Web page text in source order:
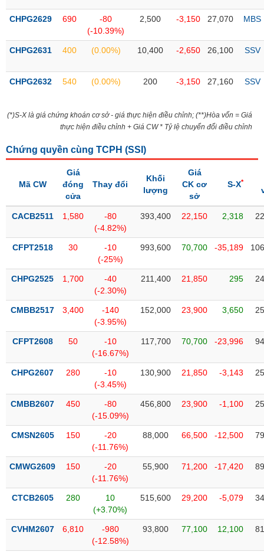
CHPG2629 690
-80
(-10.39%)
2,500 -3,150 27,070 MBS
CHPG2631 400 (0.00%) 10,400 -2,650 26,100 SSV
CHPG2632 540 (0.00%) 200 -3,150 27,160 SSV
(*)S-X là giá chứng khoán cơ sở - giá thực hiện điều chỉnh; (**)Hòa vốn = Giá
thực hiện điều chỉnh + Giá CW * Tỷ lệ chuyển đổi điều chỉnh
Chứng quyền cùng TCPH (SSI )
Mã CW
Giá
đóng
cửa
Thay đổi
Khối
lượng
Giá
CK cơ
sở
S-X*
CACB2511 1,580
-80
(-4.82%)
393,400 22,150 2,318
CFPT2518 30
-10
(-25%)
993,600 70,700 -35,189
CHPG2525 1,700
-40
(-2.30%)
211,400 21,850 295
CMBB2517 3,400
-140
(-3.95%)
152,000 23,900 3,650
CFPT2608 50
-10
(-16.67%)
117,700 70,700 -23,996
CHPG2607 280
-10
(-3.45%)
130,900 21,850 -3,143
CMBB2607 450
-80
(-15.09%)
456,800 23,900 -1,100
CMSN2605 150
-20
(-11.76%)
88,000 66,500 -12,500
CMWG2609 150
-20
(-11.76%)
55,900 71,200 -17,420
CTCB2605 280
10
(+3.70%)
515,600 29,200 -5,079
CVHM2607 6,810
-980
(-12.58%)
93,800 77,100 12,100
SỨC
TÀI
CÔNG
THÔNG
VỤ
TRUYỀN
ÍCH
BẤT
ĐỘNG
chứng
khoán
Tất cả Cổ phiếu Chỉ số Chứng chỉ quỹ Chứng